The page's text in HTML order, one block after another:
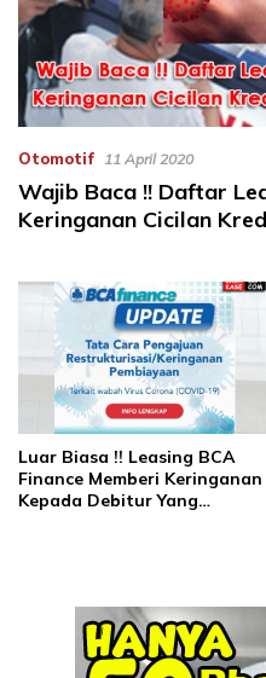
Otomotif 11 April 2020
Wajib Baca !! Daftar
Keringanan Cicilan
Luar Biasa !! Leasing BCA
Finance Memberi Keringanan
Kepada Debitur Yang